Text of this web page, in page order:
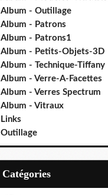
Album - Outillage
Album - Patrons
Album - Patrons1
Album - Petits-Objets-3D
Album - Technique-Tiffany
Album - Verre-A-Facettes
Album - Verres Spectrum
Album - Vitraux
Links
Outillage
Catégories